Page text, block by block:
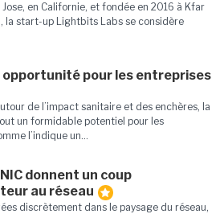
Jose, en Californie, et fondée en 2016 à Kfar
la start-up Lightbits Labs se considère
opportunité pour les entreprises
de l’impact sanitaire et des enchères, la
un formidable potentiel pour les
l’indique un...
donnent un coup
au réseau
discrètement dans le paysage du réseau,